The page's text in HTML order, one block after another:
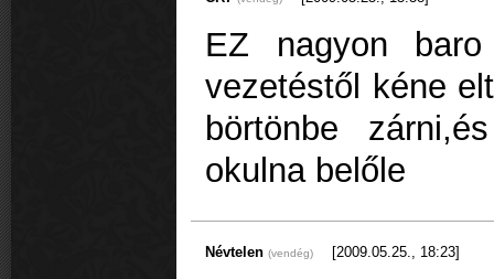
EZ nagyon
vezetéstől kéne
börtönbe
okulna belőle
Névtelen (vendég) [2009.05.25., 18:23]